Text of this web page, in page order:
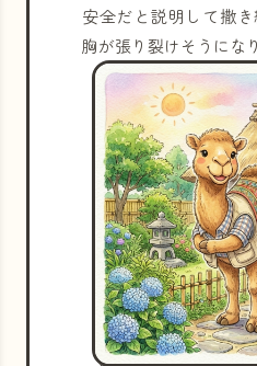
安全だと説明して撒
胸が張り裂けそうにな